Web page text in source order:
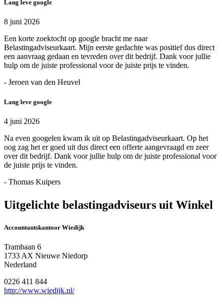
Lang leve google
8 juni 2026
Een korte zoektocht op google bracht me naar
Belastingadviseurkaart. Mijn eerste gedachte was positief dus direct
een aanvraag gedaan en tevreden over dit bedrijf. Dank voor jullie
hulp om de juiste professional voor de juiste prijs te vinden.
- Jeroen van den Heuvel
Lang leve google
4 juni 2026
Na even googelen kwam ik uit op Belastingadviseurkaart. Op het
oog zag het er goed uit dus direct een offerte aangevraagd en zeer
over dit bedrijf. Dank voor jullie hulp om de juiste professional voor
de juiste prijs te vinden.
- Thomas Kuipers
Uitgelichte belastingadviseurs uit Winkel
Accountantskantoor Wiedijk
Trambaan 6
1733 AX Nieuwe Niedorp
Nederland
0226 411 844
http://www.wiedijk.nl/